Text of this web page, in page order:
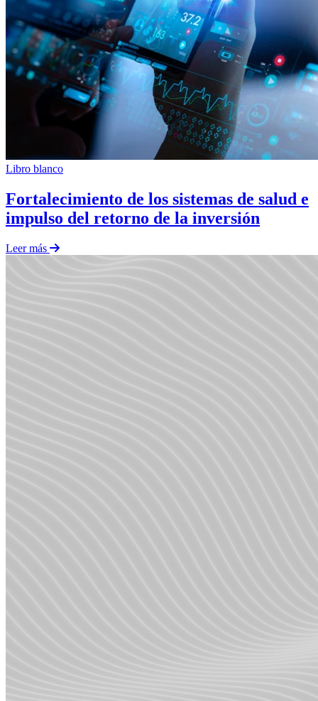
Libro blanco
Fortalecimiento de los sistemas de salud e
impulso del retorno de la inversión
Leer más